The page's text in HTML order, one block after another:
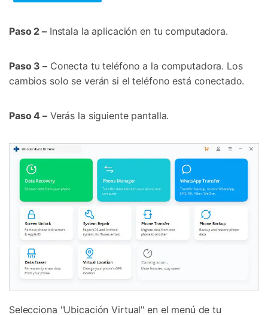
Paso 2 – Instala la aplicación en tu computadora.
Paso 3 – Conecta tu teléfono a la computadora. Los
cambios solo se verán si el teléfono está conectado.
Paso 4 – Verás la siguiente pantalla.
Selecciona "Ubicación Virtual" en el menú de tu